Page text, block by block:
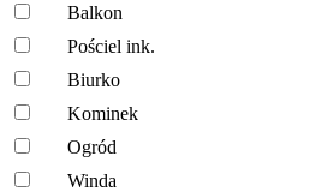
Balkon
Pościel ink.
Biurko
Kominek
Ogród
Winda